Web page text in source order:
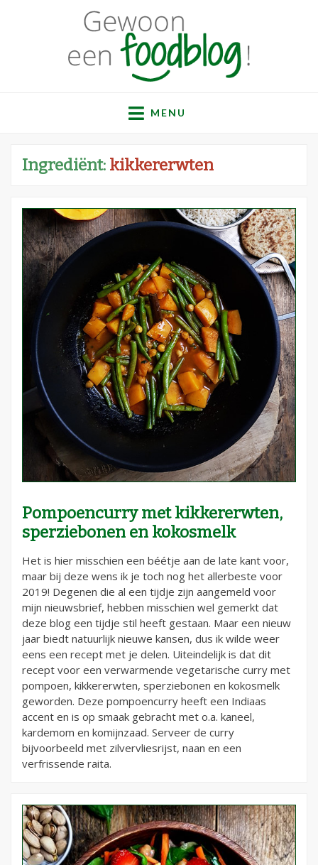
Gewoon een
foodblog!
recepten
MENU
Ingrediënt: kikkererwten
Pompoencurry met kikkererwten,
sperziebonen en kokosmelk
Het is hier misschien een béétje aan de late kant voor,
maar bij deze wens ik je toch nog het allerbeste voor
2019! Degenen die al een tijdje zijn aangemeld voor
mijn nieuwsbrief, hebben misschien wel gemerkt dat
deze blog een tijdje stil heeft gestaan. Maar een nieuw
jaar biedt natuurlijk nieuwe kansen, dus ik wilde weer
eens een recept met je delen. Uiteindelijk is dat dit
recept voor een verwarmende vegetarische curry met
pompoen, kikkererwten, sperziebonen en kokosmelk
geworden. Deze pompoencurry heeft een Indiaas
accent en is op smaak gebracht met o.a. kaneel,
kardemom en komijnzaad. Serveer de curry
bijvoorbeeld met zilvervliesrijst, naan en een
verfrissende raita.